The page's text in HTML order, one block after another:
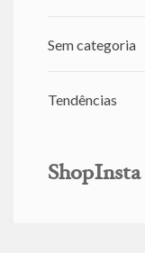
Sem categoria
Tendências
ShopInsta